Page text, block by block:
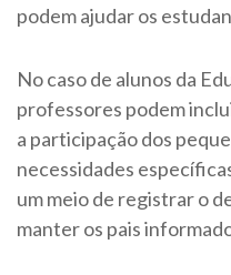
podem ajudar os
No caso de alunos da
professores podem
a participação dos
necessidades
um meio de registrar o
manter os pais